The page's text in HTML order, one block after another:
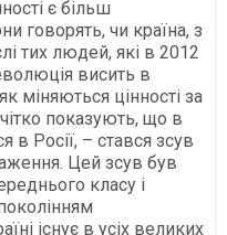
є більш
говорять, чи країна, з
тих людей, які в 2012
висить в
міняються цінності за
показують, що в
в Росії, – стався зсув
Цей зсув був
класу і
існує в усіх великих